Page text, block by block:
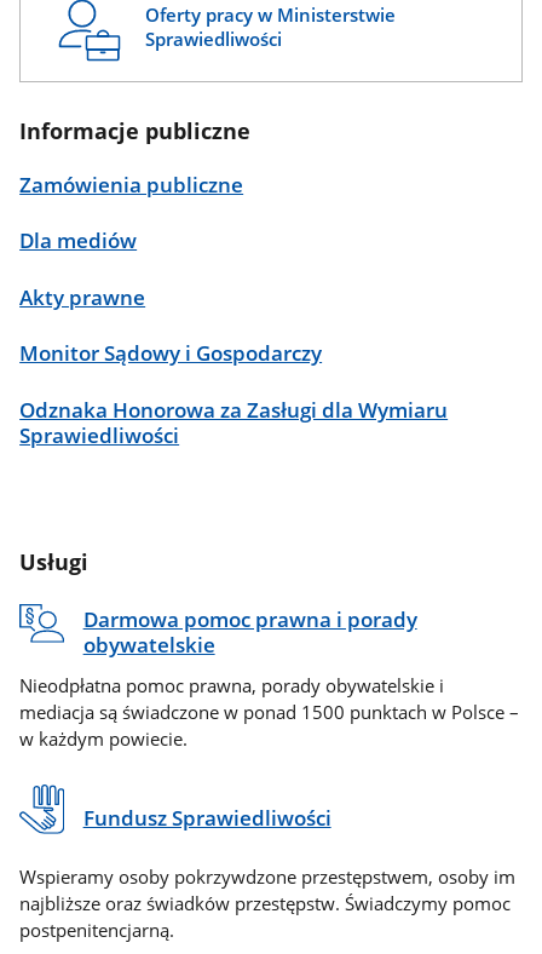
Oferty pracy w Ministerstwie
Sprawiedliwości
Informacje publiczne
Zamówienia publiczne
Dla mediów
Akty prawne
Monitor Sądowy i Gospodarczy
Odznaka Honorowa za Zasługi dla Wymiaru
Sprawiedliwości
Usługi
Darmowa pomoc prawna i porady
obywatelskie
Nieodpłatna pomoc prawna, porady obywatelskie i
mediacja są świadczone w ponad 1500 punktach w Polsce –
w każdym powiecie.
Fundusz Sprawiedliwości
Wspieramy osoby pokrzywdzone przestępstwem, osoby im
najbliższe oraz świadków przestępstw. Świadczymy pomoc
postpenitencjarną.